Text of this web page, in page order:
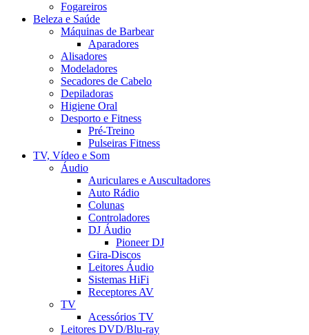
Fogareiros
Beleza e Saúde
Máquinas de Barbear
Aparadores
Alisadores
Modeladores
Secadores de Cabelo
Depiladoras
Higiene Oral
Desporto e Fitness
Pré-Treino
Pulseiras Fitness
TV, Vídeo e Som
Áudio
Auriculares e Auscultadores
Auto Rádio
Colunas
Controladores
DJ Áudio
Pioneer DJ
Gira-Discos
Leitores Áudio
Sistemas HiFi
Receptores AV
TV
Acessórios TV
Leitores DVD/Blu-ray